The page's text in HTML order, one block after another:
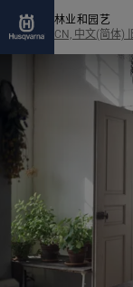
林业和园艺
CN, 中文(简体)